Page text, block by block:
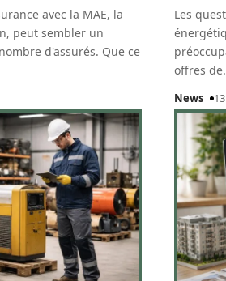
avec la MAE, la
peut sembler un
d'assurés. Que ce
Les
offres de
News